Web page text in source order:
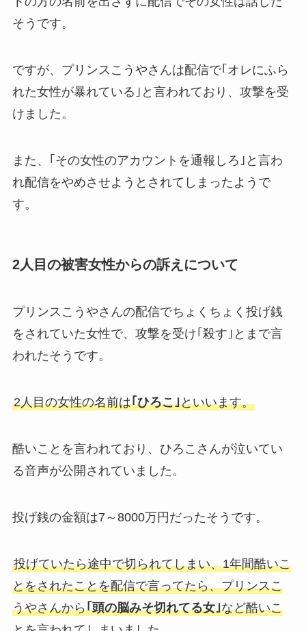
そうです。
ですが、プリンスこうやさんは配信で｢オレにふら
れた女性が暴れている｣と言われており、攻撃を受
けました。
また、｢その女性のアカウントを通報しろ｣と言わ
れ配信をやめさせようとされてしまったようで
す。
2人目の被害女性からの訴えについて
プリンスこうやさんの配信でちょくちょく投げ銭
をされていた女性で、攻撃を受け｢殺す｣とまで言
われたそうです。
2人目の女性の名前は｢ひろこ｣といいます。
酷いことを言われており、ひろこさんが泣いてい
る音声が公開されていました。
投げ銭の金額は7～8000万円だったそうです。
投げていたら途中で切られてしまい、1年間酷いこ
とをされたことを配信で言ってたら、プリンスこ
うやさんから｢頭の脳みそ切れてる女｣など酷いこ